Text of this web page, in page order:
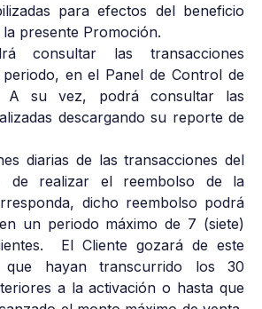
para efectos del beneficio
presente Promoción.
consultar las transacciones
en el Panel de Control de
A su vez, podrá consultar las
descargando su reporte de
diarias de las transacciones del
de realizar el reembolso de la
dicho reembolso podrá
un periodo máximo de 7 (siete)
El Cliente gozará de este
que hayan transcurrido los 30
a la activación o hasta que